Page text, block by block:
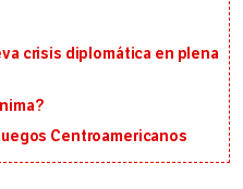
crisis diplomática en plena
Centroamericanos